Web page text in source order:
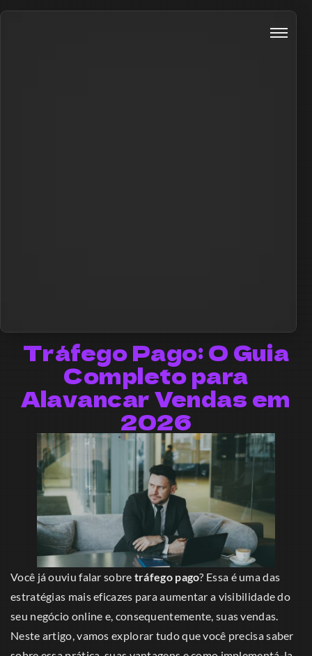
Tráfego Pago: O Guia
Completo para
Alavancar Vendas em
2026
Você já ouviu falar sobre tráfego pago? Essa é uma das
estratégias mais eficazes para aumentar a visibilidade do
seu negócio online e, consequentemente, suas vendas.
Neste artigo, vamos explorar tudo que você precisa saber